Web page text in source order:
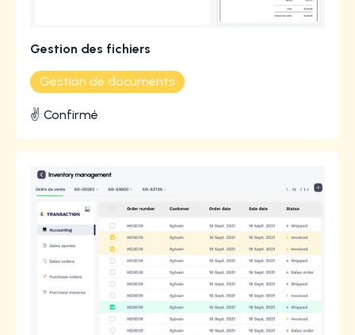
Gestion des fichiers
Gestion de documents
✌️ Confirmé